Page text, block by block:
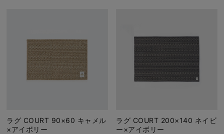
ラグ COURT 90×60 キャメル
×アイボリー
ラグ COURT 200×140 ネイビ
ー×アイボリー